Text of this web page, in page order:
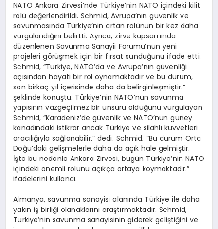
NATO Ankara Zirvesi’nde Türkiye’nin NATO içindeki kilit
rolü değerlendirildi. Schmid, Avrupa’nın güvenlik ve
savunmasında Türkiye’nin artan rolünün bir kez daha
vurgulandığını belirtti. Ayrıca, zirve kapsamında
düzenlenen Savunma Sanayii Forumu’nun yeni
projeleri görüşmek için bir fırsat sunduğunu ifade etti.
Schmid, “Türkiye, NATO’da ve Avrupa’nın güvenliği
açısından hayati bir rol oynamaktadır ve bu durum,
son birkaç yıl içerisinde daha da belirginleşmiştir.”
şeklinde konuştu. Türkiye’nin NATO’nun savunma
yapısının vazgeçilmez bir unsuru olduğunu vurgulayan
Schmid, “Karadeniz’de güvenlik ve NATO’nun güney
kanadındaki istikrar ancak Türkiye ve silahlı kuvvetleri
aracılığıyla sağlanabilir.” dedi. Schmid, “Bu durum Orta
Doğu’daki gelişmelerle daha da açık hale gelmiştir.
İşte bu nedenle Ankara Zirvesi, bugün Türkiye’nin NATO
içindeki önemli rolünü açıkça ortaya koymaktadır.”
ifadelerini kullandı.
Almanya, savunma sanayisi alanında Türkiye ile daha
yakın iş birliği olanaklarını araştırmaktadır. Schmid,
Türkiye’nin savunma sanayisinin giderek geliştiğini ve